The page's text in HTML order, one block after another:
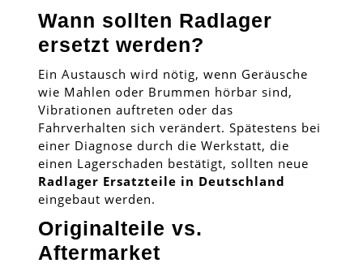
Wann sollten Radlager
ersetzt werden?
Ein Austausch wird nötig, wenn Geräusche
wie Mahlen oder Brummen hörbar sind,
Vibrationen auftreten oder das
Fahrverhalten sich verändert. Spätestens bei
einer Diagnose durch die Werkstatt, die
einen Lagerschaden bestätigt, sollten neue
Radlager Ersatzteile in Deutschland
eingebaut werden.
Originalteile vs.
Aftermarket